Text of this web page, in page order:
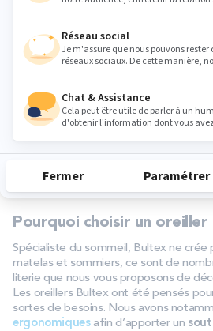
possibilité d’opter pour une housse
d’espacer les lavages des oreillers.
Si vous avez décidé d’opter pour un
une housse lavable, le lavage de la
le reste de votre linge. Le plus souvent,
40°C est suffisant pour retrouver une
indications sur l’étiquette de votre
également pouvoir la passer au sèche-
l’air libre est tout à fait adapté.
Une fois la housse parfaitement
Pourquoi choisir un oreiller
Spécialiste du sommeil, Bultex ne crée
matelas et sommiers, ce sont de
literie que nous vous proposons de
Les oreillers Bultex ont été pensés
sortes de besoins. Nous avons
ergonomiquesafin d’apporter un